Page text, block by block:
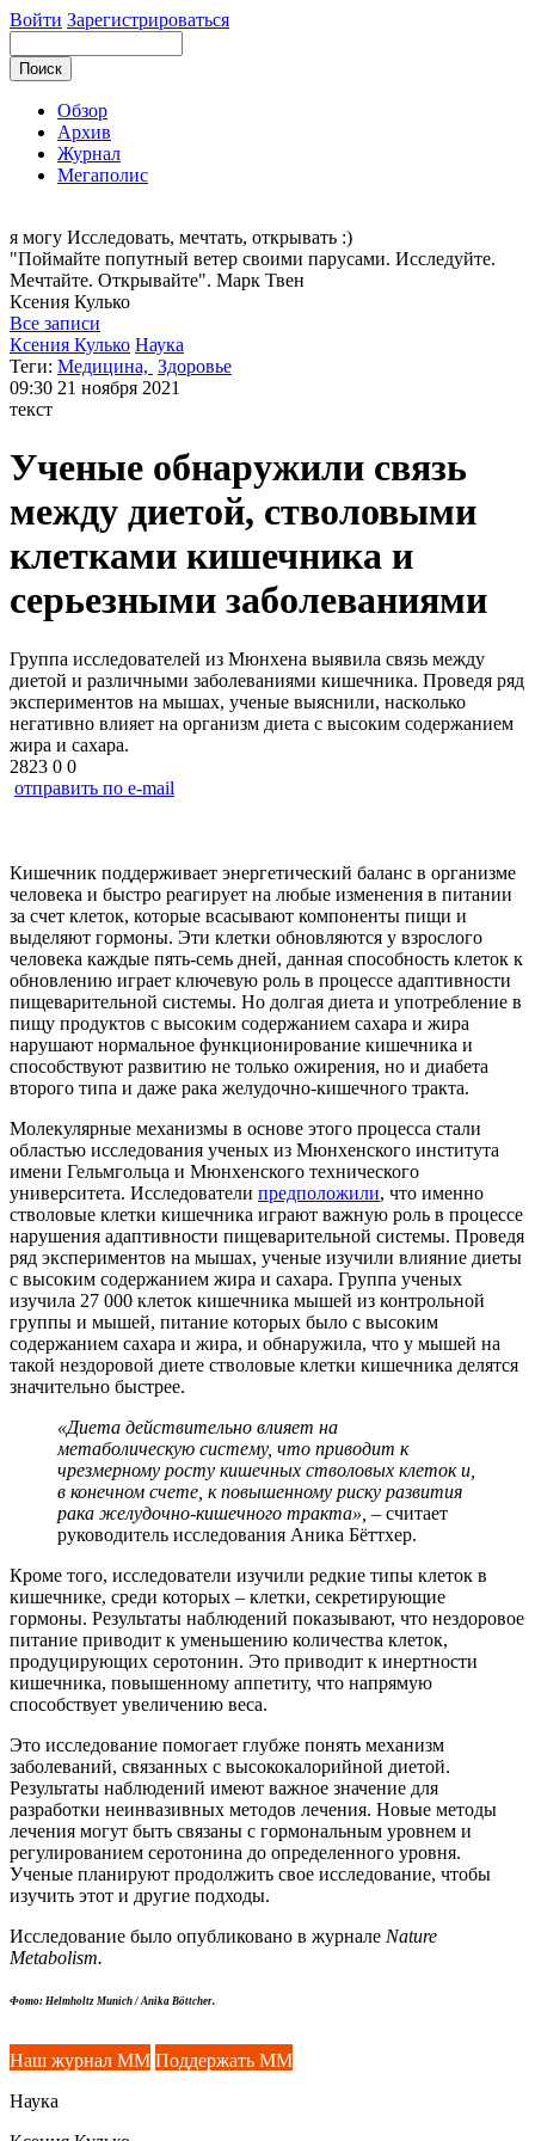
Войти Зарегистрироваться
Обзор
Архив
Журнал
Мегаполис
я могу Исследовать, мечтать, открывать :)
"Поймайте попутный ветер своими парусами. Исследуйте.
Мечтайте. Открывайте". Марк Твен
Ксения Кулько
Все записи
Ксения Кулько Наука
Теги: Медицина, Здоровье
09:30 21 ноября 2021
текст
Ученые обнаружили связь
между диетой, стволовыми
клетками кишечника и
серьезными заболеваниями
Группа исследователей из Мюнхена выявила связь между
диетой и различными заболеваниями кишечника. Проведя ряд
экспериментов на мышах, ученые выяснили, насколько
негативно влияет на организм диета с высоким содержанием
жира и сахара.
2823 0 0
отправить по e-mail
Кишечник поддерживает энергетический баланс в организме
человека и быстро реагирует на любые изменения в питании
за счет клеток, которые всасывают компоненты пищи и
выделяют гормоны. Эти клетки обновляются у взрослого
человека каждые пять-семь дней, данная способность клеток к
обновлению играет ключевую роль в процессе адаптивности
пищеварительной системы. Но долгая диета и употребление в
пищу продуктов с высоким содержанием сахара и жира
нарушают нормальное функционирование кишечника и
способствуют развитию не только ожирения, но и диабета
второго типа и даже рака желудочно-кишечного тракта.
Молекулярные механизмы в основе этого процесса стали
областью исследования ученых из Мюнхенского института
имени Гельмгольца и Мюнхенского технического
университета. Исследователи предположили, что именно
стволовые клетки кишечника играют важную роль в процессе
нарушения адаптивности пищеварительной системы. Проведя
ряд экспериментов на мышах, ученые изучили влияние диеты
с высоким содержанием жира и сахара. Группа ученых
изучила 27 000 клеток кишечника мышей из контрольной
группы и мышей, питание которых было с высоким
содержанием сахара и жира, и обнаружила, что у мышей на
такой нездоровой диете стволовые клетки кишечника делятся
значительно быстрее.
«Диета действительно влияет на
метаболическую систему, что приводит к
чрезмерному росту кишечных стволовых клеток и,
в конечном счете, к повышенному риску развития
рака желудочно-кишечного тракта», – считает
руководитель исследования Аника Бёттхер.
Кроме того, исследователи изучили редкие типы клеток в
кишечнике, среди которых – клетки, секретирующие
гормоны. Результаты наблюдений показывают, что нездоровое
питание приводит к уменьшению количества клеток,
продуцирующих серотонин. Это приводит к инертности
кишечника, повышенному аппетиту, что напрямую
способствует увеличению веса.
Это исследование помогает глубже понять механизм
заболеваний, связанных с высококалорийной диетой.
Результаты наблюдений имеют важное значение для
разработки неинвазивных методов лечения. Новые методы
лечения могут быть связаны с гормональным уровнем и
регулированием серотонина до определенного уровня.
Ученые планируют продолжить свое исследование, чтобы
изучить этот и другие подходы.
Исследование было опубликовано в журнале Nature
Metabolism.
Фото: Helmholtz Munich / Anika Böttcher.
Наш журнал ММ Поддержать ММ
Наука